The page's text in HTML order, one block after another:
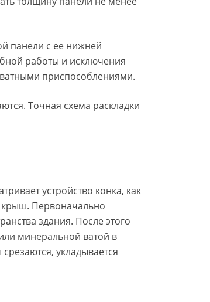
панели с ее нижней
работы и исключения
приспособлениями.
Точная схема раскладки
устройство конка, как
крыш. Первоначально
здания. После этого
минеральной ватой в
укладывается